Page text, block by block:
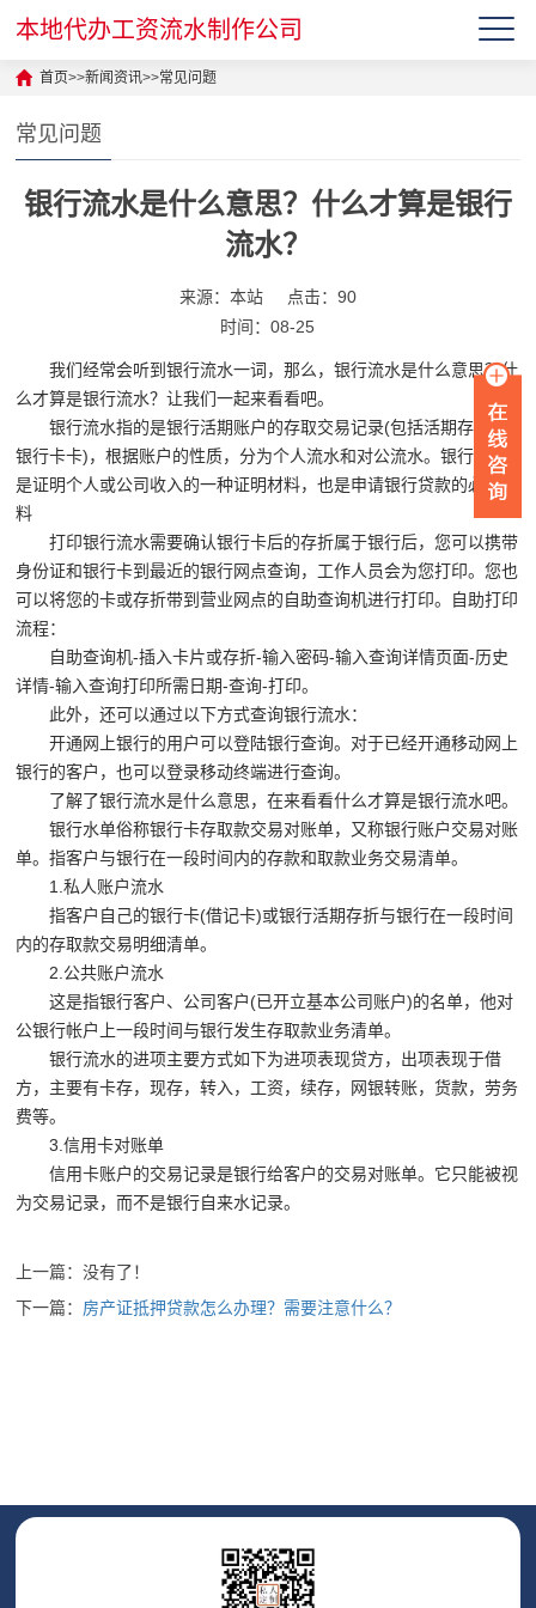
本地代办工资流水制作公司
首页>>新闻资讯>>常见问题
常见问题
银行流水是什么意思？什么才算是银行
流水？
来源：本站
点击：90
时间：08-25
我们经常会听到银行流水一词，那么，银行流水是什么意思？什
么才算是银行流水？让我们一起来看看吧。
银行流水指的是银行活期账户的存取交易记录(包括活期存折与
银行卡卡)，根据账户的性质，分为个人流水和对公流水。银行流水
是证明个人或公司收入的一种证明材料，也是申请银行贷款的必备材
料
打印银行流水需要确认银行卡后的存折属于银行后，您可以携带
身份证和银行卡到最近的银行网点查询，工作人员会为您打印。您也
可以将您的卡或存折带到营业网点的自助查询机进行打印。自助打印
流程：
自助查询机-插入卡片或存折-输入密码-输入查询详情页面-历史
详情-输入查询打印所需日期-查询-打印。
此外，还可以通过以下方式查询银行流水：
开通网上银行的用户可以登陆银行查询。对于已经开通移动网上
银行的客户，也可以登录移动终端进行查询。
了解了银行流水是什么意思，在来看看什么才算是银行流水吧。
银行水单俗称银行卡存取款交易对账单，又称银行账户交易对账
单。指客户与银行在一段时间内的存款和取款业务交易清单。
1.私人账户流水
指客户自己的银行卡(借记卡)或银行活期存折与银行在一段时间
内的存取款交易明细清单。
2.公共账户流水
这是指银行客户、公司客户(已开立基本公司账户)的名单，他对
公银行帐户上一段时间与银行发生存取款业务清单。
银行流水的进项主要方式如下为进项表现贷方，出项表现于借
方，主要有卡存，现存，转入，工资，续存，网银转账，货款，劳务
费等。
3.信用卡对账单
信用卡账户的交易记录是银行给客户的交易对账单。它只能被视
为交易记录，而不是银行自来水记录。
上一篇：没有了！
下一篇： 房产证抵押贷款怎么办理？需要注意什么？